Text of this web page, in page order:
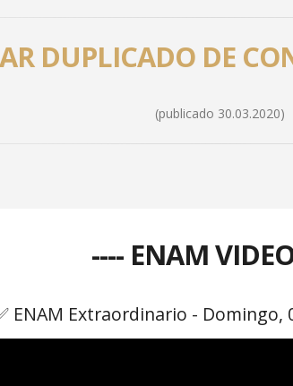
DUPLICADO DE
(publicado 30.03.2020)
---- ENAM
ENAM Extraordinario - Domingo,